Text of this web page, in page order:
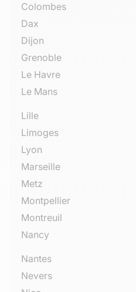
Colombes
Dax
Dijon
Grenoble
Le Havre
Le Mans
Lille
Limoges
Lyon
Marseille
Metz
Montpellier
Montreuil
Nancy
Nantes
Nevers